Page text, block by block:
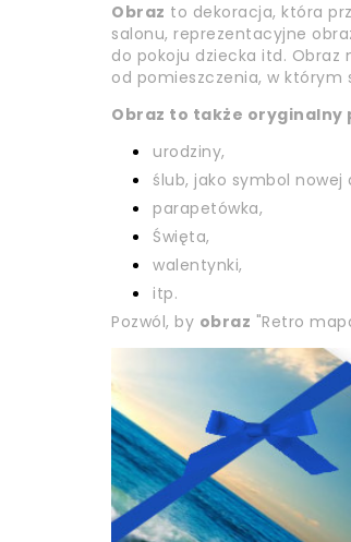
Obraz to dekoracja, która
salonu, reprezentacyjne
do pokoju dziecka itd. Obraz
od pomieszczenia, w
Obraz to także oryginalny
urodziny,
ślub, jako symbol nowej
parapetówka,
Święta,
walentynki,
itp.
Pozwól, by obraz "Retro